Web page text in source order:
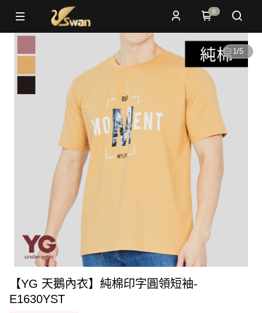
0
1/5
【YG 天鵝內衣】純棉印字圓領短袖-
E1630YST